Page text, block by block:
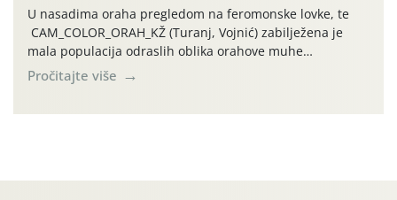
U nasadima oraha pregledom na feromonske lovke, te
CAM_COLOR_ORAH_KŽ (Turanj, Vojnić) zabilježena je
mala populacija odraslih oblika orahove muhe
(Rhagoletis completa). Niska brojnost može se objasniti
činjenicom da je riječ o mladim nasadima s vrlo malim
Pročitajte više